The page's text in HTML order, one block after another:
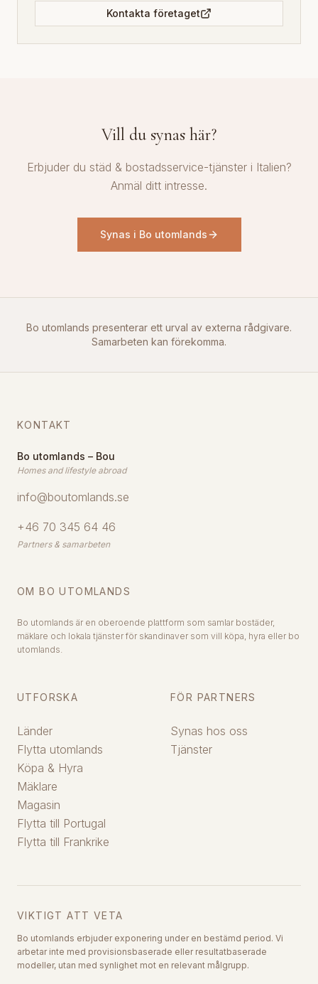
Kontakta företaget
Vill du synas här?
Erbjuder du städ & bostadsservice-tjänster i Italien?
Anmäl ditt intresse.
Synas i Bo utomlands
Bo utomlands presenterar ett urval av externa rådgivare.
Samarbeten kan förekomma.
KONTAKT
Bo utomlands – Bou
Homes and lifestyle abroad
info@boutomlands.se
+46 70 345 64 46
Partners & samarbeten
OM BO UTOMLANDS
Bo utomlands är en oberoende plattform som samlar bostäder,
mäklare och lokala tjänster för skandinaver som vill köpa, hyra eller bo
utomlands.
UTFORSKA
Länder
Flytta utomlands
Köpa & Hyra
Mäklare
Magasin
Flytta till Portugal
Flytta till Frankrike
FÖR PARTNERS
Synas hos oss
Tjänster
VIKTIGT ATT VETA
Bo utomlands erbjuder exponering under en bestämd period. Vi
arbetar inte med provisionsbaserade eller resultatbaserade
modeller, utan med synlighet mot en relevant målgrupp.